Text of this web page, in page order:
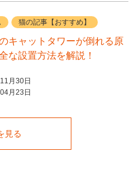
猫の記事【おすすめ】
キャットタワーが倒れる原
な設置方法を解説！
月30日
月23日
見る